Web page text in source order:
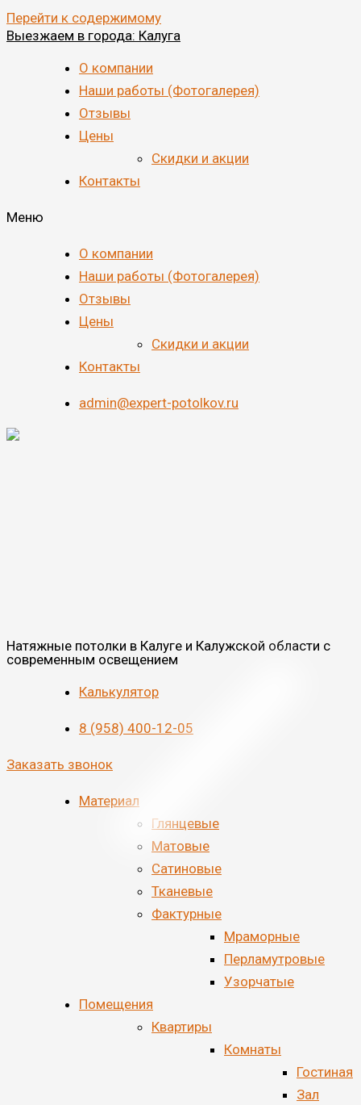
Перейти к содержимому
Выезжаем в города: Калуга
О компании
Наши работы (Фотогалерея)
Отзывы
Цены
Скидки и акции
Контакты
Меню
О компании
Наши работы (Фотогалерея)
Отзывы
Цены
Скидки и акции
Контакты
admin@expert-potolkov.ru
Натяжные потолки в Калуге и Калужской области с
современным освещением
Калькулятор
8 (958) 400-12-05
Заказать звонок
Материал
Глянцевые
Матовые
Сатиновые
Тканевые
Фактурные
Мраморные
Перламутровые
Узорчатые
Помещения
Квартиры
Комнаты
Гостиная
Зал